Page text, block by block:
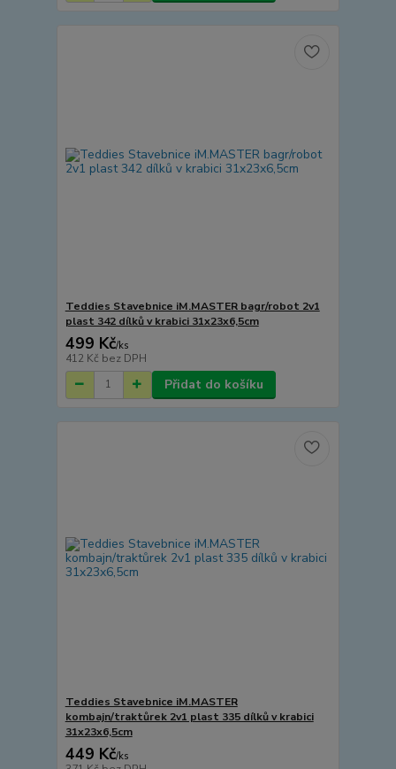
Teddies Stavebnice iM.MASTER bagr/robot 2v1
plast 342 dílků v krabici 31x23x6,5cm
499 Kč/ks
412 Kč bez DPH
Přidat do košíku
Teddies Stavebnice iM.MASTER
kombajn/traktůrek 2v1 plast 335 dílků v krabici
31x23x6,5cm
449 Kč/ks